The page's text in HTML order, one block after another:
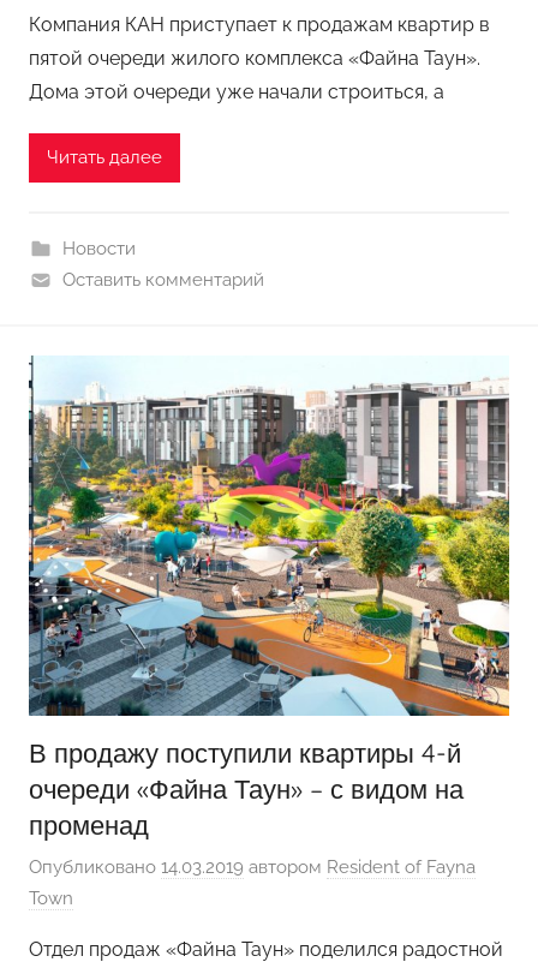
Компания КАН приступает к продажам квартир в
пятой очереди жилого комплекса «Файна Таун».
Дома этой очереди уже начали строиться, а
Читать далее
Новости
Оставить комментарий
В продажу поступили квартиры 4-й
очереди «Файна Таун» – с видом на
променад
Опубликовано 14.03.2019 автором Resident of Fayna
Town
Отдел продаж «Файна Таун» поделился радостной